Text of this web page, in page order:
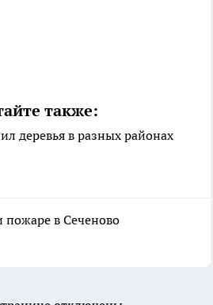
также:
деревья в разных районах
пожаре в Сеченово